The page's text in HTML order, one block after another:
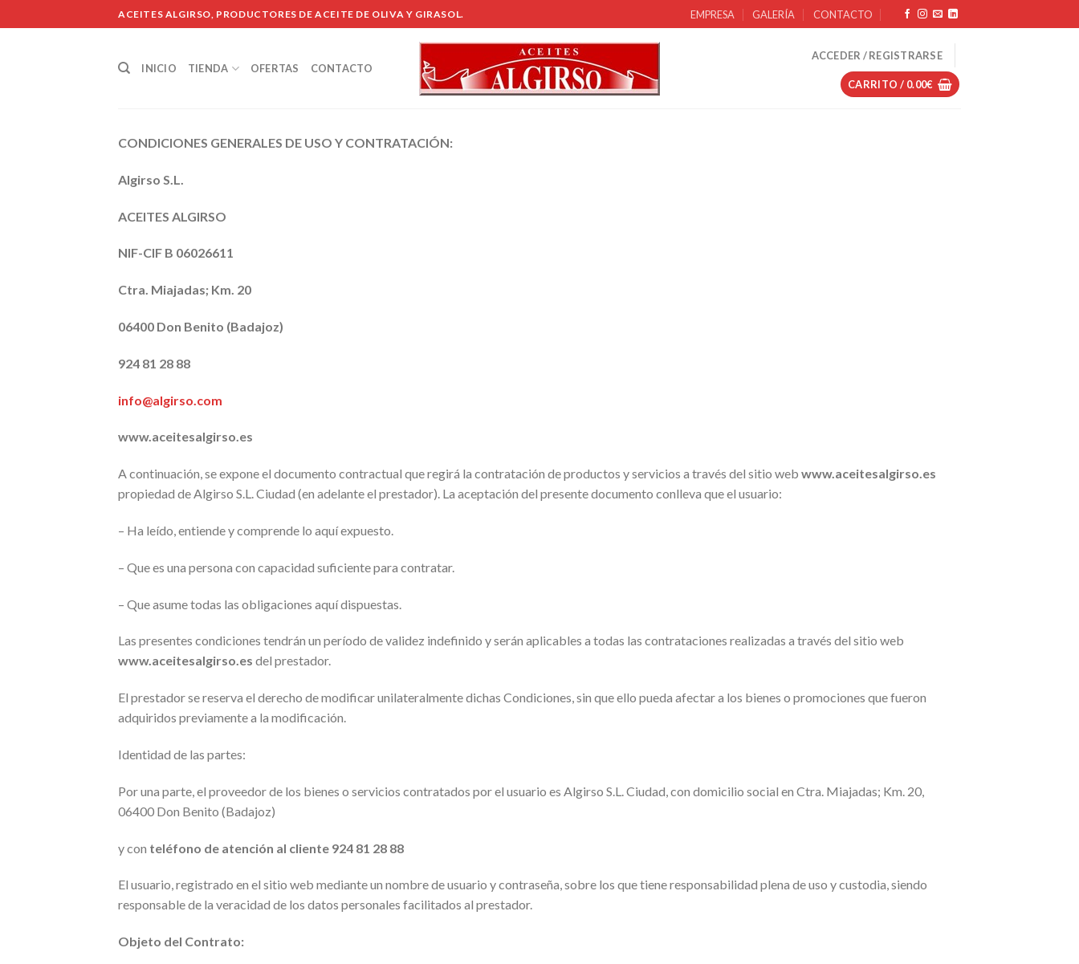
to
ACEITES ALGIRSO, PRODUCTORES DE ACEITE DE OLIVA Y GIRASOL. EMPRESA GALERÍA CONTACTO
INICIO TIENDA OFERTAS CONTACTO
ACCEDER / REGISTRARSE
CARRITO / 0.00€
CONDICIONES GENERALES DE USO Y CONTRATACIÓN:
Algirso S.L.
ACEITES ALGIRSO
NIF-CIF B 06026611
Ctra. Miajadas; Km. 20
06400 Don Benito (Badajoz)
924 81 28 88
info@algirso.com
www.aceitesalgirso.es
A continuación, se expone el documento contractual que regirá la contratación de productos y servicios a través del sitio web www.aceitesalgirso.es
propiedad de Algirso S.L. Ciudad (en adelante el prestador). La aceptación del presente documento conlleva que el usuario:
– Ha leído, entiende y comprende lo aquí expuesto.
– Que es una persona con capacidad suficiente para contratar.
– Que asume todas las obligaciones aquí dispuestas.
Las presentes condiciones tendrán un período de validez indefinido y serán aplicables a todas las contrataciones realizadas a través del sitio web
www.aceitesalgirso.es del prestador.
El prestador se reserva el derecho de modificar unilateralmente dichas Condiciones, sin que ello pueda afectar a los bienes o promociones que fueron
adquiridos previamente a la modificación.
Identidad de las partes:
Por una parte, el proveedor de los bienes o servicios contratados por el usuario es Algirso S.L. Ciudad, con domicilio social en Ctra. Miajadas; Km. 20,
06400 Don Benito (Badajoz)
y con teléfono de atención al cliente 924 81 28 88
El usuario, registrado en el sitio web mediante un nombre de usuario y contraseña, sobre los que tiene responsabilidad plena de uso y custodia, siendo
responsable de la veracidad de los datos personales facilitados al prestador.
Objeto del Contrato: